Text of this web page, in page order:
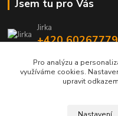
Jsem tu pro Vás
Jirka
+420
info@jarmy.cz
Pro analýzu a
využíváme cookies.
upravit